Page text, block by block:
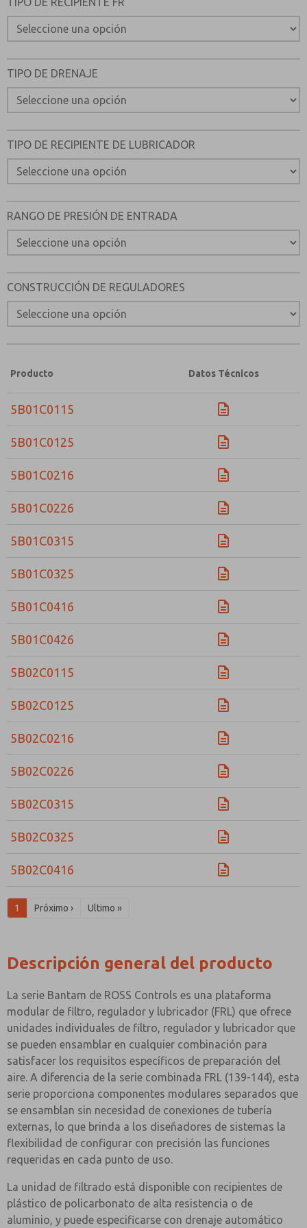
TIPO DE DRENAJE
TIPO DE RECIPIENTE DE LUBRICADOR
RANGO DE PRESIÓN DE ENTRADA
CONSTRUCCIÓN DE REGULADORES
Producto Datos Técnicos
5B01C0115
5B01C0125
5B01C0216
5B01C0226
5B01C0315
5B01C0325
5B01C0416
5B01C0426
5B02C0115
5B02C0125
5B02C0216
5B02C0226
5B02C0315
5B02C0325
5B02C0416
1 Próximo › Ultimo »
Descripción general del producto
La serie Bantam de ROSS Controls es una plataforma
modular de filtro, regulador y lubricador (FRL) que ofrece
unidades individuales de filtro, regulador y lubricador que
se pueden ensamblar en cualquier combinación para
satisfacer los requisitos específicos de preparación del
aire. A diferencia de la serie combinada FRL (139-144), esta
serie proporciona componentes modulares separados que
se ensamblan sin necesidad de conexiones de tubería
externas, lo que brinda a los diseñadores de sistemas la
flexibilidad de configurar con precisión las funciones
requeridas en cada punto de uso.
La unidad de filtrado está disponible con recipientes de
plástico de policarbonato de alta resistencia o de
aluminio, y puede especificarse con drenaje automático